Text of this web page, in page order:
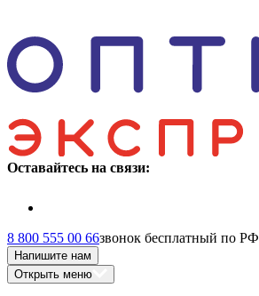
Оставайтесь на связи:
8 800 555 00 66звонок бесплатный по РФ
Напишите нам
Открыть меню